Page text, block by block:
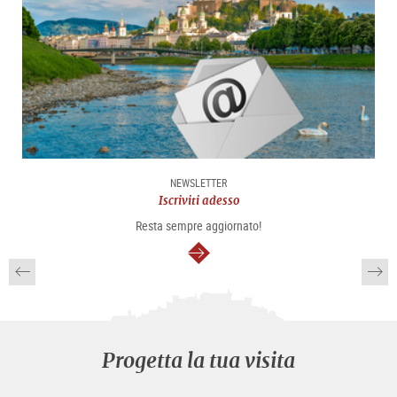
NEWSLETTER
Iscriviti adesso
Resta sempre aggiornato!
segue
Progetta la tua visita